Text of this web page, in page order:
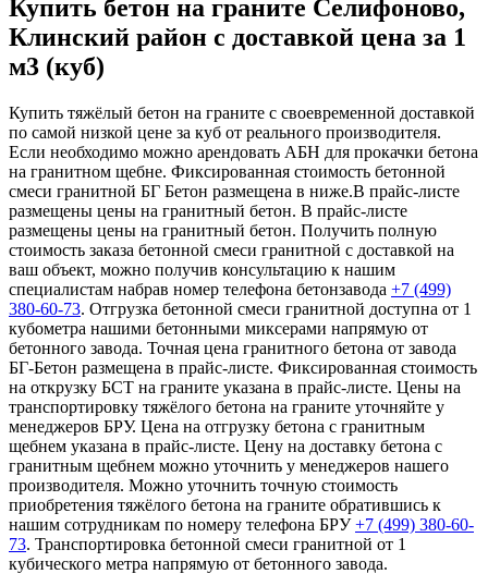
Купить бетон на граните Селифоново,
Клинский район с доставкой цена за 1
м3 (куб)
Купить тяжёлый бетон на граните с своевременной доставкой
по самой низкой цене за куб от реального производителя.
Если необходимо можно арендовать АБН для прокачки бетона
на гранитном щебне. Фиксированная стоимость бетонной
смеси гранитной БГ Бетон размещена в ниже.В прайс-листе
размещены цены на гранитный бетон. В прайс-листе
размещены цены на гранитный бетон. Получить полную
стоимость заказа бетонной смеси гранитной с доставкой на
ваш объект, можно получив консультацию к нашим
специалистам набрав номер телефона бетонзавода +7 (499)
380-60-73. Отгрузка бетонной смеси гранитной доступна от 1
кубометра нашими бетонными миксерами напрямую от
бетонного завода. Точная цена гранитного бетона от завода
БГ-Бетон размещена в прайс-листе. Фиксированная стоимость
на открузку БСТ на граните указана в прайс-листе. Цены на
транспортировку тяжёлого бетона на граните уточняйте у
менеджеров БРУ. Цена на отгрузку бетона с гранитным
щебнем указана в прайс-листе. Цену на доставку бетона с
гранитным щебнем можно уточнить у менеджеров нашего
производителя. Можно уточнить точную стоимость
приобретения тяжёлого бетона на граните обратившись к
нашим сотрудникам по номеру телефона БРУ+7 (499) 380-60-
73. Транспортировка бетонной смеси гранитной от 1
кубического метра напрямую от бетонного завода.